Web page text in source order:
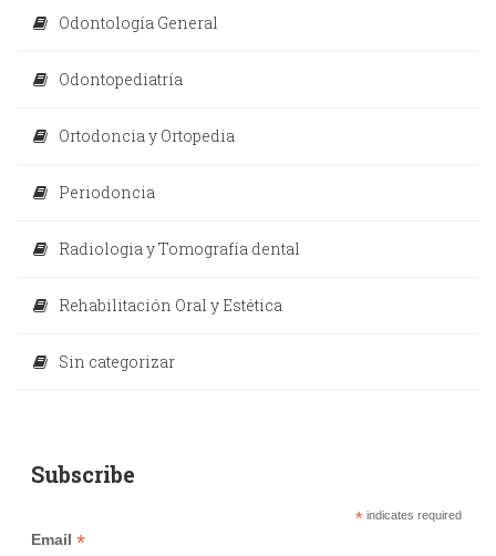
Odontología General
Odontopediatría
Ortodoncia y Ortopedia
Periodoncia
Radiologia y Tomografía dental
Rehabilitación Oral y Estética
Sin categorizar
Subscribe
*indicates required
Email *